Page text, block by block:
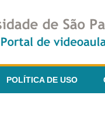
POLÍTICA DE USO